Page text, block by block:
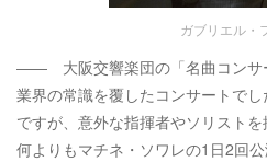
ガブリエル・
―― 大阪交響楽団の「名曲コンサ
業界の常識を覆したコンサートで
ですが、意外な指揮者やソリストを
何よりもマチネ・ソワレの1日2回